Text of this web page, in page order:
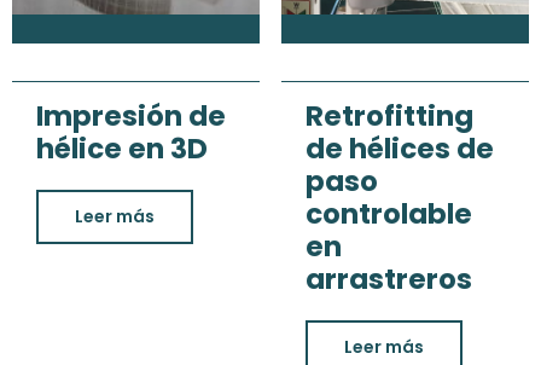
Impresión de
hélice en 3D
Leer más
Retrofitting
de hélices de
paso
controlable
en
arrastreros
Leer más